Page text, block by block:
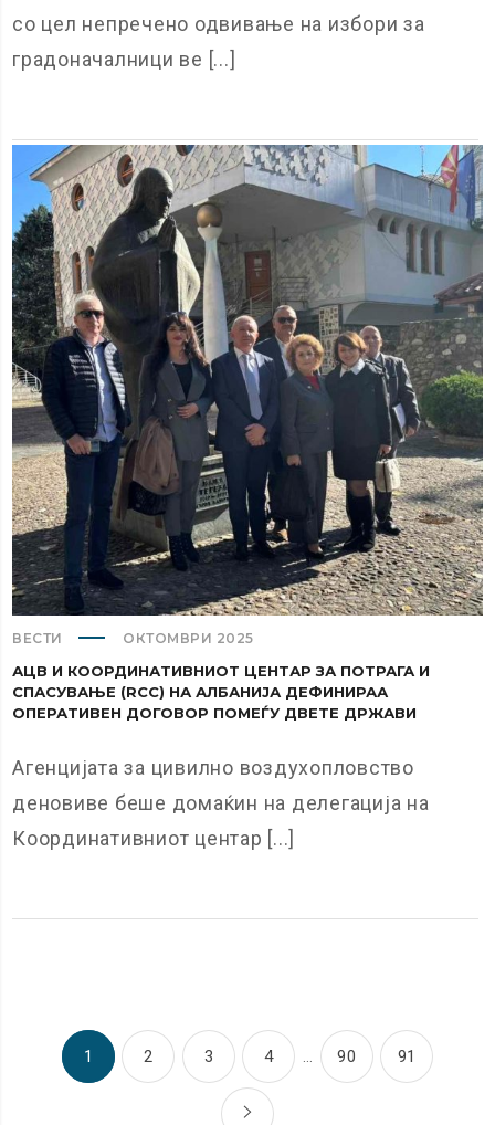
со цел непречено одвивање на избори за
градоначалници ве [...]
ВЕСТИ ОКТОМВРИ 2025
АЦВ И КООРДИНАТИВНИОТ ЦЕНТАР ЗА ПОТРАГА И
СПАСУВАЊЕ (RCC) НА АЛБАНИЈА ДЕФИНИРАА
ОПЕРАТИВЕН ДОГОВОР ПОМЕЃУ ДВЕТЕ ДРЖАВИ
Агенцијата за цивилно воздухопловство
деновиве беше домаќин на делегација на
Координативниот центар [...]
1 2 3 4 … 90 91